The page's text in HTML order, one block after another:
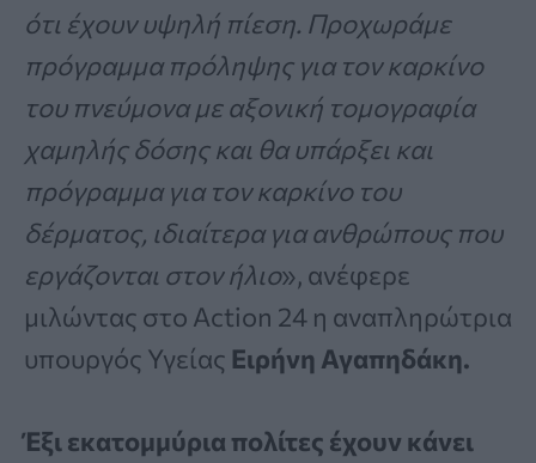
ότι έχουν υψηλή πίεση. Προχωράμε
πρόγραμμα πρόληψης για τον καρκίνο
του πνεύμονα με αξονική τομογραφία
χαμηλής δόσης και θα υπάρξει και
πρόγραμμα για τον καρκίνο του
δέρματος, ιδιαίτερα για ανθρώπους που
εργάζονται στον ήλιο», ανέφερε
μιλώντας στο Action 24 η αναπληρώτρια
υπουργός Υγείας Ειρήνη Αγαπηδάκη.
Έξι εκατομμύρια πολίτες έχουν κάνει